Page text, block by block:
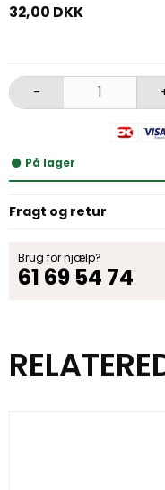
32,00 DKK
-
På lager
Fragt og retur
Brug for hjælp?
61 69 54 74